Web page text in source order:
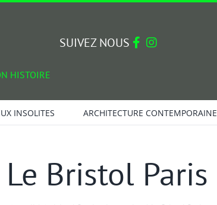
HISTOIRE
SUIVEZ NOUS
INSOLITES ARCHITECTURE CONTEMPORAINE
Le Bristol Paris